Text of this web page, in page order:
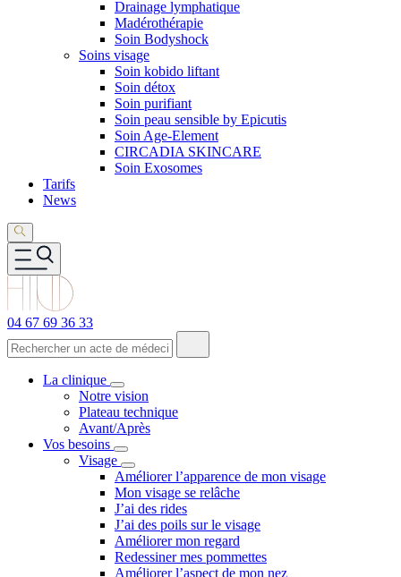
Drainage lymphatique
Madérothérapie
Soin Bodyshock
Soins visage
Soin kobido liftant
Soin détox
Soin purifiant
Soin peau sensible by Epicutis
Soin Age-Element
CIRCADIA SKINCARE
Soin Exosomes
Tarifs
News
04 67 69 36 33
La clinique
Notre vision
Plateau technique
Avant/Après
Vos besoins
Visage
Améliorer l’apparence de mon visage
Mon visage se relâche
J’ai des rides
J’ai des poils sur le visage
Améliorer mon regard
Redessiner mes pommettes
Améliorer l’aspect de mon nez